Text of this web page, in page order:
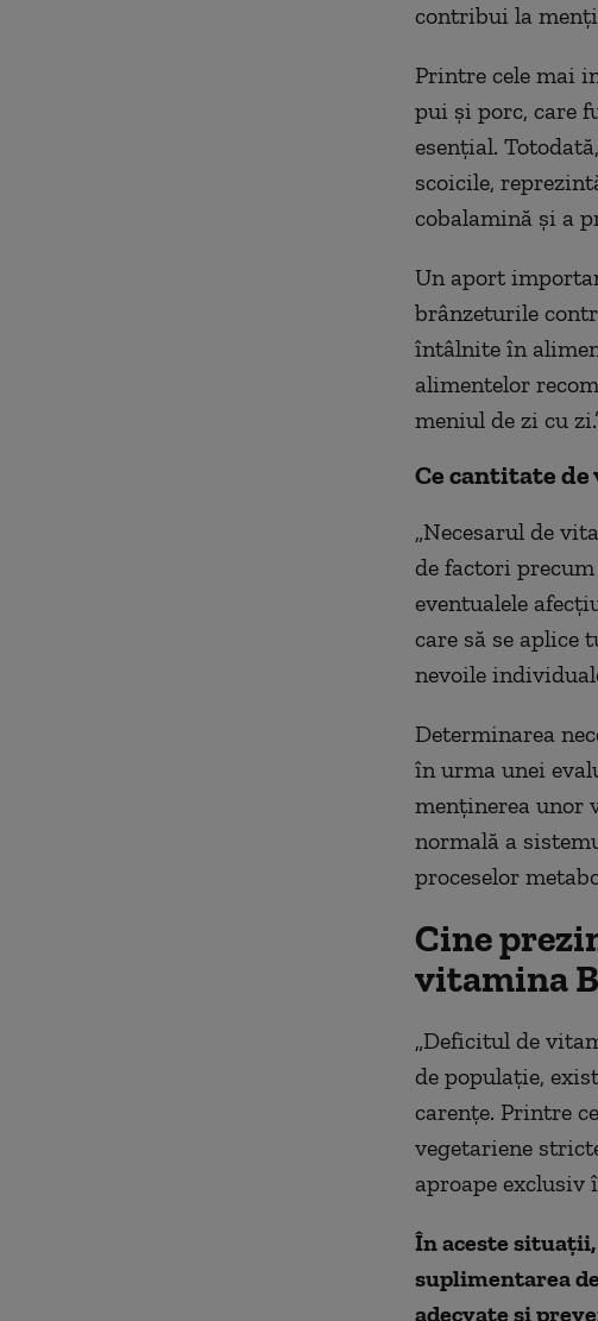
contribui la
Printre cele mai
pui și porc, care
esențial.
scoicile,
cobalamină și a
Un aport
brânzeturile
întâlnite în
alimentelor
meniul de zi cu
Ce cantitate
„Necesarul de
de factori
eventualele
care să se
nevoile
Determinarea
în urma unei
menținerea unor
normală a
proceselor
Cine
vitamina
„Deficitul de
de populație,
carențe. Printre
vegetariene
aproape exclusiv
În aceste
suplimentarea
adecvate și